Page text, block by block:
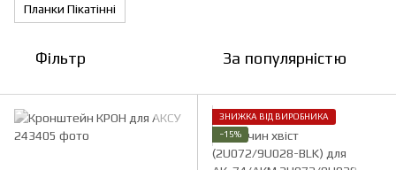
Планки Пікатінні
Фільтр За популярністю
ЗНИЖКА ВІД ВИРОБНИКА
−15%